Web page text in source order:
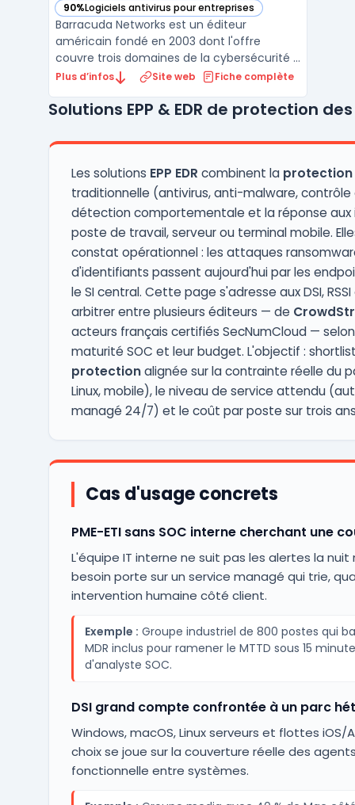
90%Logiciels antivirus pour entreprises
— voir Barracuda Networks dans cette catégorie
Barracuda Networks est un éditeur
américain fondé en 2003 dont l'offre
couvre trois domaines de la cybersécurité :
email security, protection des applications
données. La plateforme BarracudaONE
console d'administration unif ...
Plus d’infos Site web Fiche complète
Solutions EPP & EDR de protection
Les solutions EPP EDR combinent la
traditionnelle (antivirus, anti-malware,
détection comportementale et la réponse aux
poste de travail, serveur ou terminal mobile.
constat opérationnel : les attaques
d'identifiants passent aujourd'hui par les
le SI central. Cette page s'adresse aux DSI,
arbitrer entre plusieurs éditeurs — de
acteurs français certifiés SecNumCloud —
maturité SOC et leur budget. L'objectif :
protectionalignée sur la contrainte réelle du
Linux, mobile), le niveau de service attendu
managé 24/7) et le coût par poste sur trois
Cas d'usage concrets
PME-ETI sans SOC interne cherchant une
L'équipe IT interne ne suit pas les alertes la nuit
besoin porte sur un service managé qui trie,
intervention humaine côté client.
Exemple : Groupe industriel de 800 postes qui
MDR inclus pour ramener le MTTD sous 15
d'analyste SOC.
DSI grand compte confrontée à un parc
Windows, macOS, Linux serveurs et flottes iOS/
choix se joue sur la couverture réelle des
fonctionnelle entre systèmes.